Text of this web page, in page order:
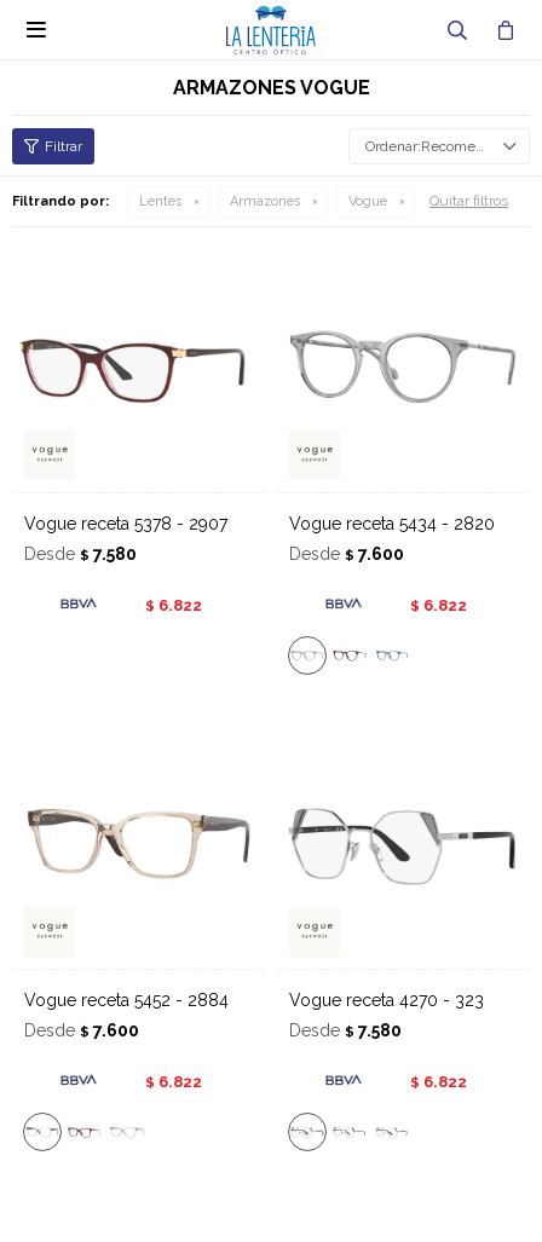

ARMAZONES VOGUE
Recomendados
Filtrando por: Lentes Armazones Vogue Quitar filtros
Vogue receta 5378 - 2907
Desde $ 7.580
$ 6.822
Vogue receta 5434 - 2820
Desde $ 7.600
$ 6.822
Vogue receta 5452 - 2884
Desde $ 7.600
$ 6.822
Vogue receta 4270 - 323
Desde $ 7.580
$ 6.822